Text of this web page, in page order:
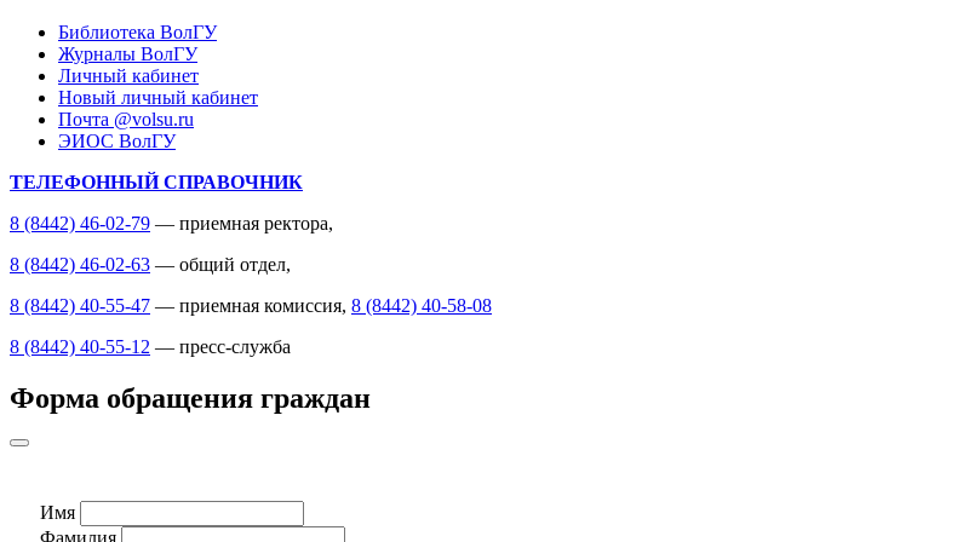
Библиотека ВолГУ
Журналы ВолГУ
Личный кабинет
Новый личный кабинет
Почта @volsu.ru
ЭИОС ВолГУ
ТЕЛЕФОННЫЙ СПРАВОЧНИК
8 (8442) 46-02-79 — приемная ректора,
8 (8442) 46-02-63 — общий отдел,
8 (8442) 40-55-47 — приемная комиссия, 8 (8442) 40-58-08
8 (8442) 40-55-12 — пресс-служба
Форма обращения граждан
Имя
Фамилия